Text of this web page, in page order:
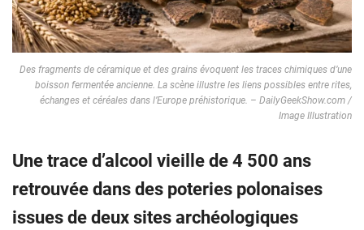
Des fragments de céramique et des grains évoquent les traces chimiques d’une
boisson fermentée ancienne. La scène illustre les liens possibles entre rites,
échanges et céréales dans l’Europe préhistorique. – DailyGeekShow.com /
Image Illustration
Une trace d’alcool vieille de 4 500 ans
retrouvée dans des poteries polonaises
issues de deux sites archéologiques